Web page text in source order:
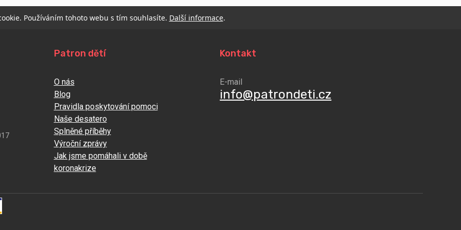
Používáním tohoto webu s tím souhlasíte. Další informace.
Patron dětí
O nás
Blog
Pravidla poskytování pomoci
Naše desatero
Splněné příběhy
Výroční zprávy
Jak jsme pomáhali v době
koronakrize
Kontakt
E-mail
info@patrondeti.cz